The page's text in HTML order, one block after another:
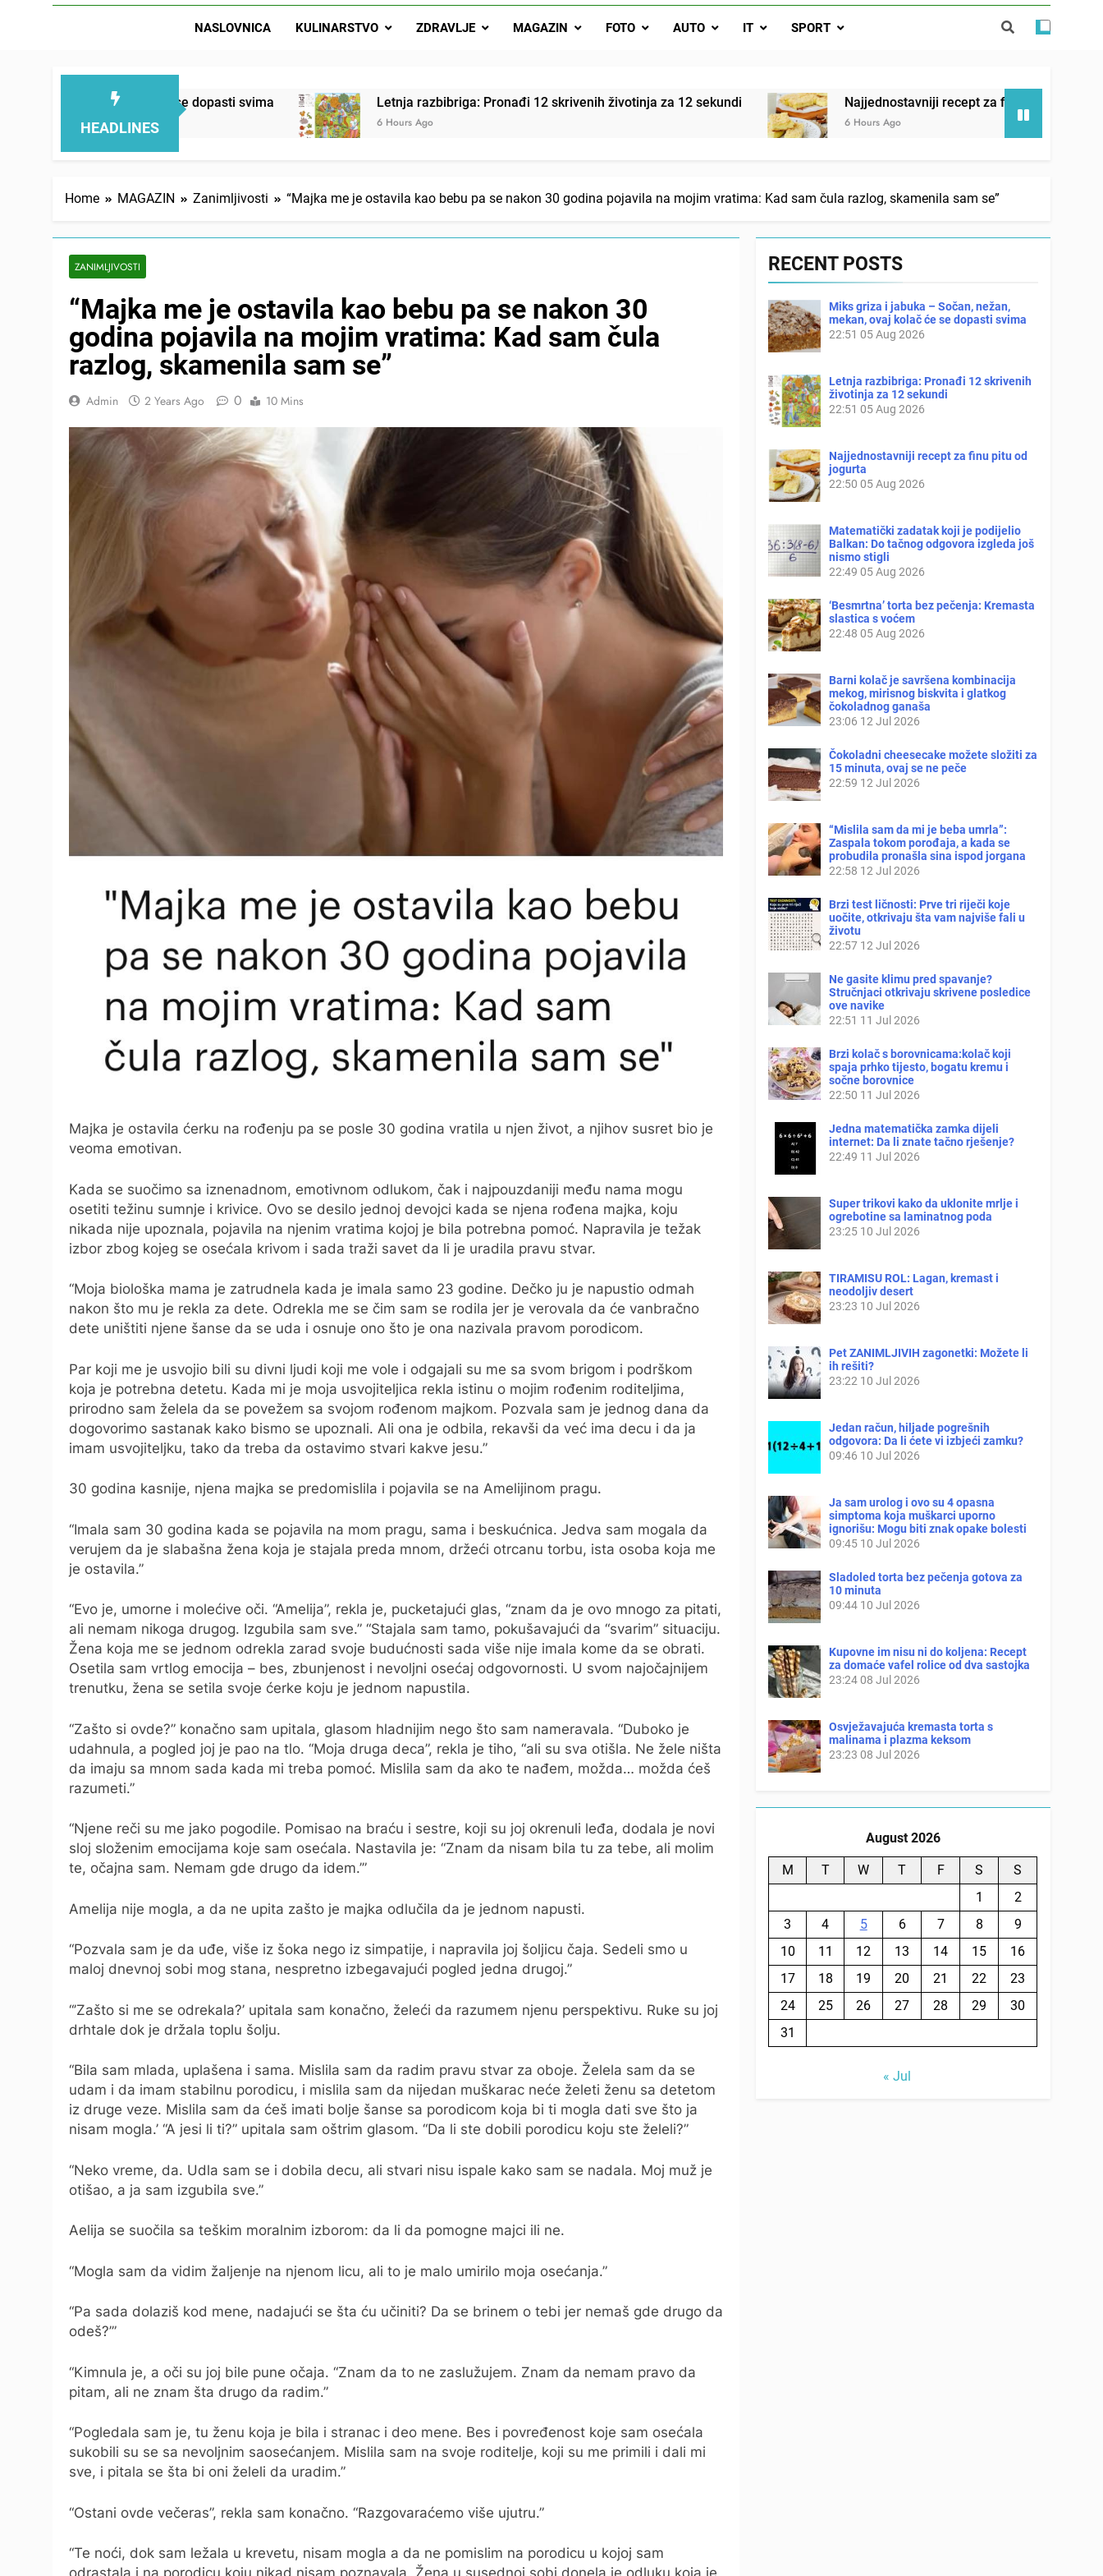
Najjednostavniji recept za finu pitu od jogurta
NASLOVNICA KULINARSTVO ZDRAVLJE MAGAZIN FOTO AUTO IT SPORT
HEADLINES
će se dopasti svima Letnja razbibriga: Pronađi 12 skrivenih životinja za 12 sekundi
6 Hours Ago
Najjednostavniji recept za finu pitu od jogurta
6 Hours Ago
Home MAGAZIN Zanimljivosti “Majka me je ostavila kao bebu pa se nakon 30 godina pojavila na mojim vratima: Kad sam čula razlog, skamenila sam se”
ZANIMLJIVOSTI
“Majka me je ostavila kao bebu pa se nakon 30
godina pojavila na mojim vratima: Kad sam čula
razlog, skamenila sam se”
Admin 2 Years Ago 0 10 Mins
Majka je ostavila ćerku na rođenju pa se posle 30 godina vratila u njen život, a njihov susret bio je
veoma emotivan.
Kada se suočimo sa iznenadnom, emotivnom odlukom, čak i najpouzdaniji među nama mogu
osetiti težinu sumnje i krivice. Ovo se desilo jednoj devojci kada se njena rođena majka, koju
nikada nije upoznala, pojavila na njenim vratima kojoj je bila potrebna pomoć. Napravila je težak
izbor zbog kojeg se osećala krivom i sada traži savet da li je uradila pravu stvar.
“Moja biološka mama je zatrudnela kada je imala samo 23 godine. Dečko ju je napustio odmah
nakon što mu je rekla za dete. Odrekla me se čim sam se rodila jer je verovala da će vanbračno
dete uništiti njene šanse da se uda i osnuje ono što je ona nazivala pravom porodicom.
Par koji me je usvojio bili su divni ljudi koji me vole i odgajali su me sa svom brigom i podrškom
koja je potrebna detetu. Kada mi je moja usvojiteljica rekla istinu o mojim rođenim roditeljima,
prirodno sam želela da se povežem sa svojom rođenom majkom. Pozvala sam je jednog dana da
dogovorimo sastanak kako bismo se upoznali. Ali ona je odbila, rekavši da već ima decu i da ja
imam usvojiteljku, tako da treba da ostavimo stvari kakve jesu.”
30 godina kasnije, njena majka se predomislila i pojavila se na Amelijinom pragu.
“Imala sam 30 godina kada se pojavila na mom pragu, sama i beskućnica. Jedva sam mogala da
verujem da je slabašna žena koja je stajala preda mnom, držeći otrcanu torbu, ista osoba koja me
je ostavila.”
“Evo je, umorne i molećive oči. “Amelija”, rekla je, pucketajući glas, “znam da je ovo mnogo za pitati,
ali nemam nikoga drugog. Izgubila sam sve.” “Stajala sam tamo, pokušavajući da “svarim” situaciju.
Žena koja me se jednom odrekla zarad svoje budućnosti sada više nije imala kome da se obrati.
Osetila sam vrtlog emocija – bes, zbunjenost i nevoljni osećaj odgovornosti. U svom najočajnijem
trenutku, žena se setila svoje ćerke koju je jednom napustila.
“Zašto si ovde?” konačno sam upitala, glasom hladnijim nego što sam nameravala. “Duboko je
udahnula, a pogled joj je pao na tlo. “Moja druga deca”, rekla je tiho, “ali su sva otišla. Ne žele ništa
da imaju sa mnom sada kada mi treba pomoć. Mislila sam da ako te nađem, možda… možda ćeš
razumeti.”
“Njene reči su me jako pogodile. Pomisao na braću i sestre, koji su joj okrenuli leđa, dodala je novi
sloj složenim emocijama koje sam osećala. Nastavila je: “Znam da nisam bila tu za tebe, ali molim
te, očajna sam. Nemam gde drugo da idem.’”
Amelija nije mogla, a da ne upita zašto je majka odlučila da je jednom napusti.
“Pozvala sam je da uđe, više iz šoka nego iz simpatije, i napravila joj šoljicu čaja. Sedeli smo u
maloj dnevnoj sobi mog stana, nespretno izbegavajući pogled jedna drugoj.”
“’Zašto si me se odrekala?’ upitala sam konačno, želeći da razumem njenu perspektivu. Ruke su joj
drhtale dok je držala toplu šolju.
“Bila sam mlada, uplašena i sama. Mislila sam da radim pravu stvar za oboje. Želela sam da se
udam i da imam stabilnu porodicu, i mislila sam da nijedan muškarac neće želeti ženu sa detetom
iz druge veze. Mislila sam da ćeš imati bolje šanse sa porodicom koja bi ti mogla dati sve što ja
nisam mogla.’ “A jesi li ti?” upitala sam oštrim glasom. “Da li ste dobili porodicu koju ste želeli?”
“Neko vreme, da. Udla sam se i dobila decu, ali stvari nisu ispale kako sam se nadala. Moj muž je
otišao, a ja sam izgubila sve.”
Aelija se suočila sa teškim moralnim izborom: da li da pomogne majci ili ne.
“Mogla sam da vidim žaljenje na njenom licu, ali to je malo umirilo moja osećanja.”
“Pa sada dolaziš kod mene, nadajući se šta ću učiniti? Da se ​​brinem o tebi jer nemaš gde drugo da
odeš?’”
“Kimnula je, a oči su joj bile pune očaja. “Znam da to ne zaslužujem. Znam da nemam pravo da
pitam, ali ne znam šta drugo da radim.”
“Pogledala sam je, tu ženu koja je bila i stranac i deo mene. Bes i povređenost koje sam osećala
sukobili su se sa nevoljnim saosećanjem. Mislila sam na svoje roditelje, koji su me primili i dali mi
sve, i pitala se šta bi oni želeli da uradim.”
“Ostani ovde večeras”, rekla sam konačno. “Razgovaraćemo više ujutru.”
“Te noći, dok sam ležala u krevetu, nisam mogla a da ne pomislim na porodicu u kojoj sam
RECENT POSTS
Miks griza i jabuka – Sočan, nežan,
mekan, ovaj kolač će se dopasti svima
22:51 05 Aug 2026
Letnja razbibriga: Pronađi 12 skrivenih
životinja za 12 sekundi
22:51 05 Aug 2026
Najjednostavniji recept za finu pitu od
jogurta
22:50 05 Aug 2026
Matematički zadatak koji je podijelio
Balkan: Do tačnog odgovora izgleda još
nismo stigli
22:49 05 Aug 2026
‘Besmrtna’ torta bez pečenja: Kremasta
slastica s voćem
22:48 05 Aug 2026
Barni kolač je savršena kombinacija
mekog, mirisnog biskvita i glatkog
čokoladnog ganaša
23:06 12 Jul 2026
Čokoladni cheesecake možete složiti za
15 minuta, ovaj se ne peče
22:59 12 Jul 2026
“Mislila sam da mi je beba umrla”:
Zaspala tokom porođaja, a kada se
probudila pronašla sina ispod jorgana
22:58 12 Jul 2026
Brzi test ličnosti: Prve tri riječi koje
uočite, otkrivaju šta vam najviše fali u
životu
22:57 12 Jul 2026
Ne gasite klimu pred spavanje?
Stručnjaci otkrivaju skrivene posledice
ove navike
22:51 11 Jul 2026
Brzi kolač s borovnicama:kolač koji
spaja prhko tijesto, bogatu kremu i
sočne borovnice
22:50 11 Jul 2026
Jedna matematička zamka dijeli
internet: Da li znate tačno rješenje?
22:49 11 Jul 2026
Super trikovi kako da uklonite mrlje i
ogrebotine sa laminatnog poda
23:25 10 Jul 2026
TIRAMISU ROL: Lagan, kremast i
neodoljiv desert
23:23 10 Jul 2026
Pet ZANIMLJIVIH zagonetki: Možete li
ih rešiti?
23:22 10 Jul 2026
Jedan račun, hiljade pogrešnih
odgovora: Da li ćete vi izbjeći zamku?
09:46 10 Jul 2026
Ja sam urolog i ovo su 4 opasna
simptoma koja muškarci uporno
ignorišu: Mogu biti znak opake bolesti
09:45 10 Jul 2026
Sladoled torta bez pečenja gotova za
10 minuta
09:44 10 Jul 2026
Kupovne im nisu ni do koljena: Recept
za domaće vafel rolice od dva sastojka
23:24 08 Jul 2026
Osvježavajuća kremasta torta s
malinama i plazma keksom
23:23 08 Jul 2026
August 2026
M T W T F S
S
1
2
3
4 5 6 7 8
9
10
11 12 13 14 15
16
17
18 19 20 21 22
23
24
25 26 27 28 29
30
31
« Jul